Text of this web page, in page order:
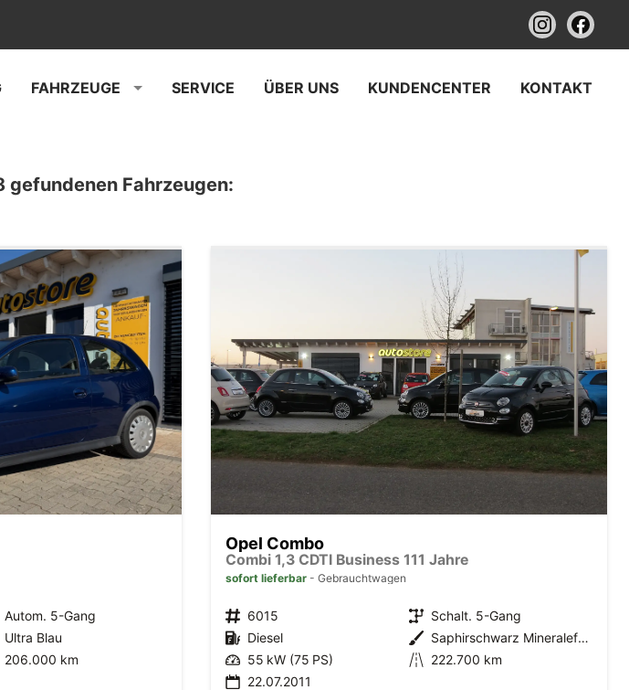
FAHRZEUGE SERVICE ÜBER UNS KUNDENCENTER KONTAKT
gefundenen Fahrzeugen:
Autom. 5-Gang
Ultra Blau
206.000 km
Opel Combo
Combi 1,3 CDTI Business 111 Jahre
sofort lieferbar Gebrauchtwagen
6015
Schalt. 5-Gang
Diesel
Saphirschwarz Mineraleffekt
55 kW (75 PS)
222.700 km
22.07.2011